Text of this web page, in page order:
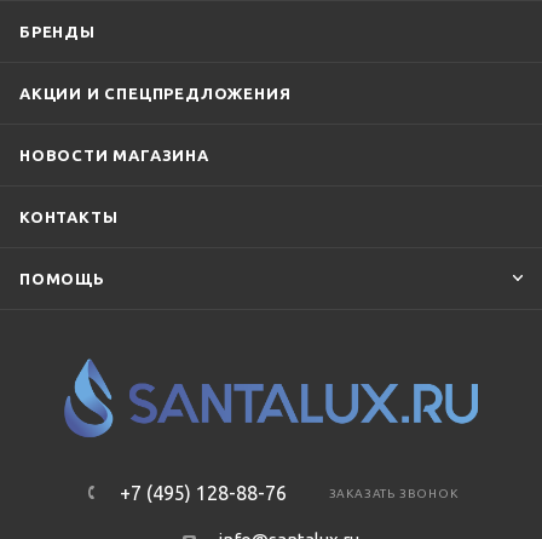
БРЕНДЫ
АКЦИИ И СПЕЦПРЕДЛОЖЕНИЯ
НОВОСТИ МАГАЗИНА
КОНТАКТЫ
ПОМОЩЬ
+7 (495) 128-88-76 ЗАКАЗАТЬ ЗВОНОК